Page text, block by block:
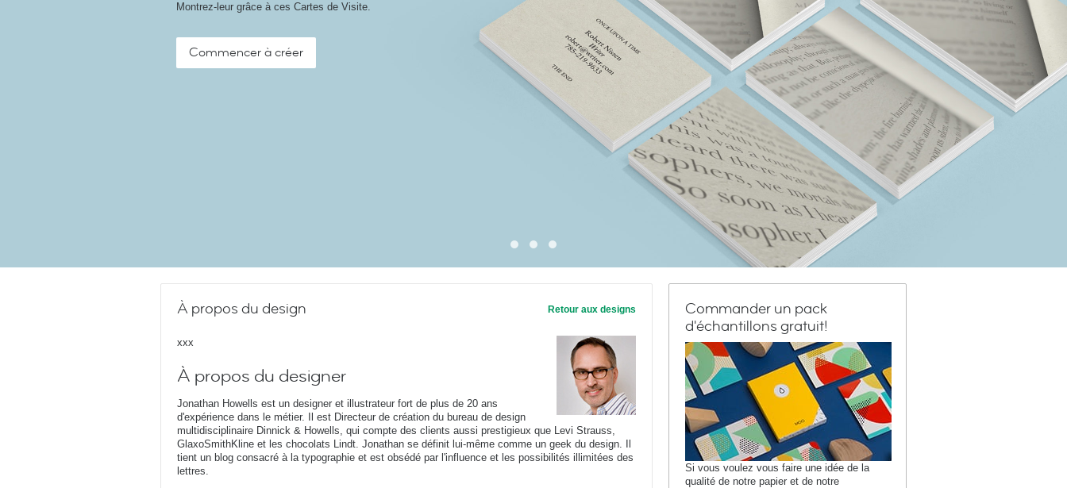
Montrez-leur grâce à ces Cartes de Visite.
Commencer à créer
À propos du design Retour aux designs
xxx
À propos du designer
Jonathan Howells est un designer et illustrateur fort de plus de 20 ans
d'expérience dans le métier. Il est Directeur de création du bureau de design
multidisciplinaire Dinnick & Howells, qui compte des clients aussi prestigieux que Levi Strauss,
GlaxoSmithKline et les chocolats Lindt. Jonathan se définit lui-même comme un geek du design. Il
tient un blog consacré à la typographie et est obsédé par l'influence et les possibilités illimitées des
lettres.
Commander un pack
d'échantillons gratuit!
Si vous voulez vous faire une idée de la
qualité de notre papier et de notre